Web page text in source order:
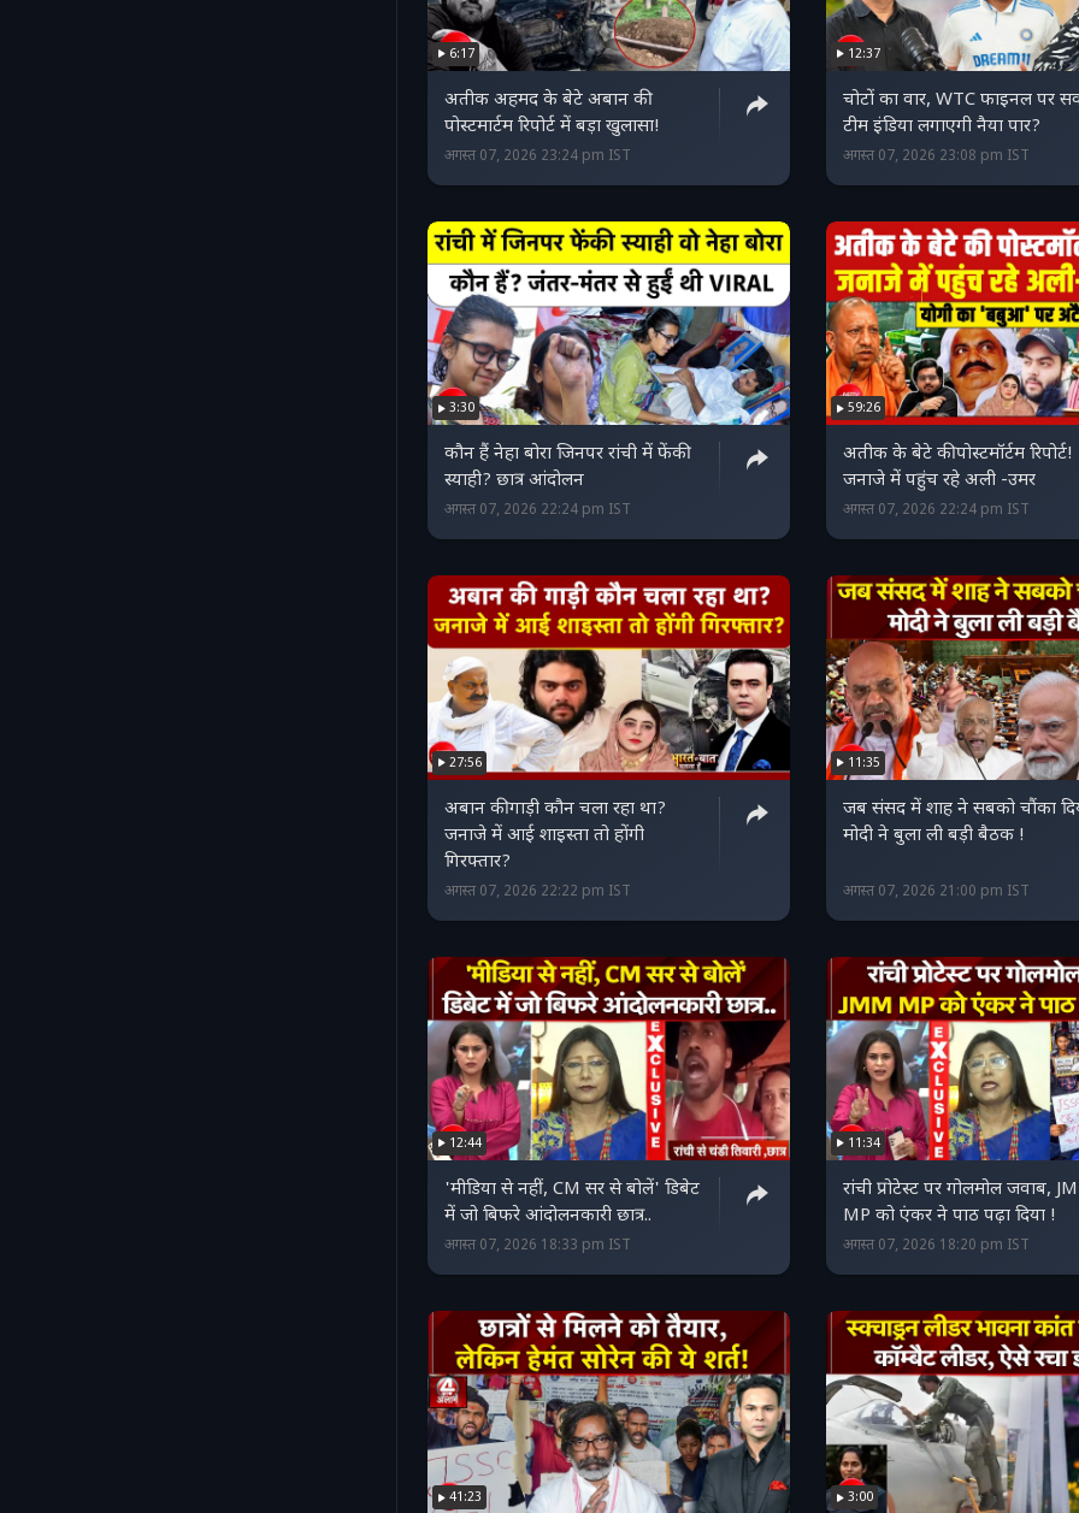
6:17
अतीक अहमद के बेटे अबान की
पोस्टमार्टम रिपोर्ट में बड़ा खुलासा!
अगस्त 07, 2026 23:24 pm IST
12:37
चोटों का वार, WTC फाइनल पर
टीम इंडिया लगाएगी नैया पार?
अगस्त 07, 2026 23:08 pm IST
3:30
कौन हैं नेहा बोरा जिनपर रांची में फेंकी
स्याही? छात्र आंदोलन
अगस्त 07, 2026 22:24 pm IST
59:26
अतीक के बेटे की पोस्टमॉर्टम रिपोर्ट!
जनाजे में पहुंच रहे अली -उमर
अगस्त 07, 2026 22:24 pm IST
27:56
अबान की गाड़ी कौन चला रहा था?
जनाजे में आई शाइस्ता तो होंगी
गिरफ्तार?
अगस्त 07, 2026 22:22 pm IST
11:35
जब संसद में शाह ने सबको चौंका
मोदी ने बुला ली बड़ी बैठक !
अगस्त 07, 2026 21:00 pm IST
12:44
'मीडिया से नहीं, CM सर से बोलें' डिबेट
में जो बिफरे आंदोलनकारी छात्र..
अगस्त 07, 2026 18:33 pm IST
11:34
रांची प्रोटेस्ट पर गोलमोल जवाब,
MP को एंकर ने पाठ पढ़ा दिया !
अगस्त 07, 2026 18:20 pm IST
41:23 3:00